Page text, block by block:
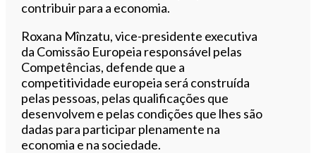
contribuir para a economia.
Roxana Mînzatu, vice-presidente executiva
da Comissão Europeia responsável pelas
Competências, defende que a
competitividade europeia será construída
pelas pessoas, pelas qualificações que
desenvolvem e pelas condições que lhes são
dadas para participar plenamente na
economia e na sociedade.